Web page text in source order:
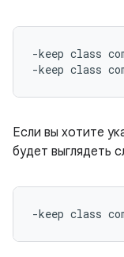
-keep class
Если вы хотите
будет выглядеть